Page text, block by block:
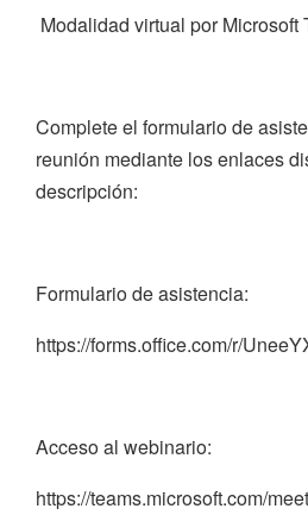
Modalidad virtual por Microsoft
Complete el formulario de
reunión mediante los enlaces
descripción:
Formulario de asistencia:
https://forms.office.com/r/
Acceso al webinario:
https://teams.microsoft.com/